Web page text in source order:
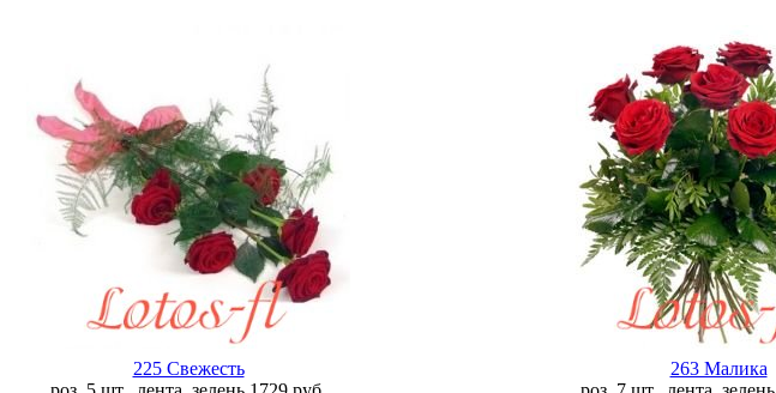
225 Свежесть
263 Малика